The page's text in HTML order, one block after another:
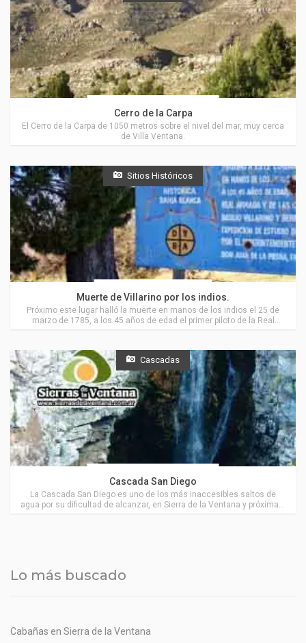
Cerro de la Carpa
El Cerro de la Carpa de 1050 metros sobre el nivel del mar, muy cerca
de Villa Ventana.
Sitios Históricos
Muerte de Villarino por los indios.
Próximo este lugar halló la muerte en manos de los indios el 25 de
marzo de 1785, a los 45 años de edad el primer piloto de la Real
Cascadas
Cascada San Diego
La Cascada San Diego es uno de los más inaccesibles saltos de
agua por su dificultad de alcanzar, en Sierra de la Ventana y próxima a
Lo más buscado
Cabañas en Sierra de la Ventana